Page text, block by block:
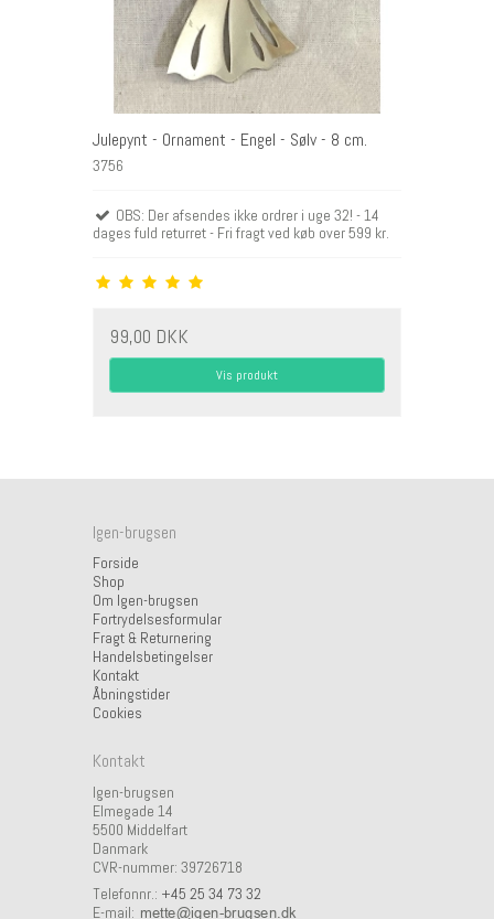
Julepynt - Ornament - Engel - Sølv - 8 cm.
3756
OBS: Der afsendes ikke ordrer i uge 32! - 14
dages fuld returret - Fri fragt ved køb over 599 kr.
99,00 DKK
Vis produkt
Igen-brugsen
Forside
Shop
Om Igen-brugsen
Fortrydelsesformular
Fragt & Returnering
Handelsbetingelser
Kontakt
Åbningstider
Cookies
Kontakt
Igen-brugsen
Elmegade 14
5500 Middelfart
Danmark
CVR-nummer: 39726718
Telefonnr.: +45 25 34 73 32
E-mail: